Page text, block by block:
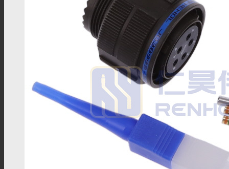
NMEA 2000线束
高压互锁连接器